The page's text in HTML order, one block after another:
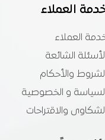
العملاء
العملاء
الشائعة
والأحكام
و الخصوصية
والاقتراحات